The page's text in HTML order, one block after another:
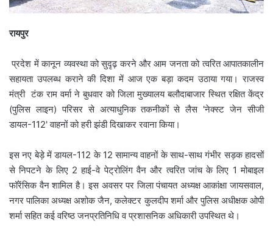
रायपुर
प्रदेश में कानून व्यवस्था को सुदृढ़ करने और आम जनता को त्वरित आपातकालीन
सहायता उपलब्ध कराने की दिशा में आज एक बड़ा कदम उठाया गया। राजस्व
मंत्री टंक राम वर्मा ने बुधवार को जिला मुख्यालय बलौदाबाजार स्थित रक्षित केंद्र
(पुलिस लाइन) परिसर से अत्याधुनिक तकनीकों से लैस 'नेक्स्ट जेन सीजी
डायल-112' वाहनों को हरी झंडी दिखाकर रवाना किया।
इस नए बेड़े में डायल-112 के 12 सामान्य वाहनों के साथ-साथ गंभीर सड़क हादसों
से निपटने के लिए 2 हाई-वे पेट्रोलिंग वैन और त्वरित जांच के लिए 1 मोबाइल
फॉरेंसिक वैन शामिल है। इस अवसर पर जिला पंचायत अध्यक्ष आकांक्षा जायसवाल,
नगर पालिका अध्यक्ष अशोक जैन, कलेक्टर कुलदीप शर्मा और पुलिस अधीक्षक ओपी
शर्मा सहित कई वरिष्ठ जनप्रतिनिधि व प्रशासनिक अधिकारी उपस्थित थे।